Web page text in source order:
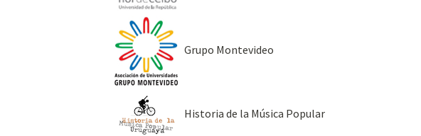
Grupo Montevideo
Historia de la Música Popular